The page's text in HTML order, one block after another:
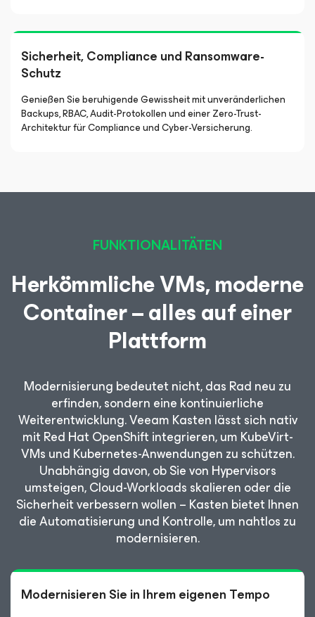
Sicherheit, Compliance und Ransomware-
Schutz
Genießen Sie beruhigende Gewissheit mit unveränderlichen
Backups, RBAC, Audit-Protokollen und einer Zero-Trust-
Architektur für Compliance und Cyber-Versicherung.
FUNKTIONALITÄTEN
Herkömmliche VMs, moderne
Container – alles auf einer
Plattform
Modernisierung bedeutet nicht, das Rad neu zu
erfinden, sondern eine kontinuierliche
Weiterentwicklung. Veeam Kasten lässt sich nativ
mit Red Hat OpenShift integrieren, um KubeVirt-
VMs und Kubernetes-Anwendungen zu schützen.
Unabhängig davon, ob Sie von Hypervisors
umsteigen, Cloud-Workloads skalieren oder die
Sicherheit verbessern wollen – Kasten bietet Ihnen
die Automatisierung und Kontrolle, um nahtlos zu
modernisieren.
Modernisieren Sie in Ihrem eigenen Tempo